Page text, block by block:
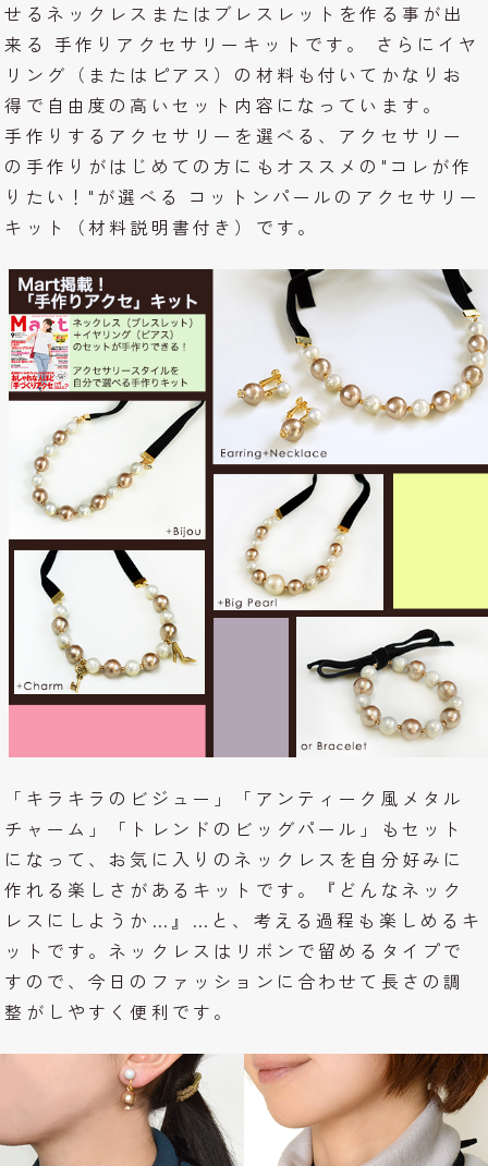
せるネックレスまたはブレスレットを作る事が出
来る 手作りアクセサリーキットです。 さらにイヤ
リング（またはピアス）の材料も付いてかなりお
得で自由度の高いセット内容になっています。
手作りするアクセサリーを選べる、アクセサリー
の手作りがはじめての方にもオススメの"コレが作
りたい！"が選べる コットンパールのアクセサリー
キット（材料説明書付き）です。
「キラキラのビジュー」「アンティーク風メタル
チャーム」「トレンドのビッグパール」もセット
になって、お気に入りのネックレスを自分好みに
作れる楽しさがあるキットです。『どんなネック
レスにしようか…』…と、考える過程も楽しめるキ
ットです。ネックレスはリボンで留めるタイプで
すので、今日のファッションに合わせて長さの調
整がしやすく便利です。